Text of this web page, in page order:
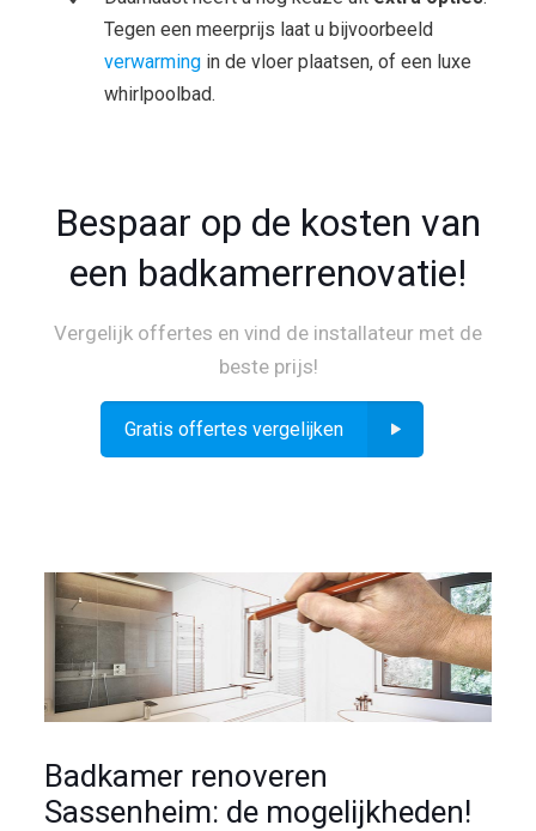
Tegen een meerprijs laat u bijvoorbeeld
verwarmingin de vloer plaatsen, of een luxe
whirlpoolbad.
Bespaar op de kosten van
een badkamerrenovatie!
Vergelijk offertes en vind de installateur met de
beste prijs!
Gratis offertes vergelijken
Badkamer renoveren
Sassenheim: de mogelijkheden!